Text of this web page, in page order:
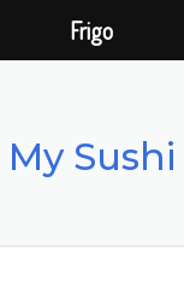
My Sushi
Frigo